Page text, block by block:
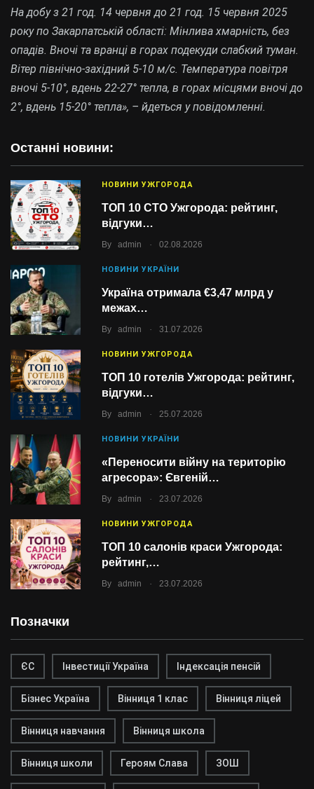
Останні новини:
НОВИНИ УЖГОРОДА
ТОП 10 СТО Ужгорода: рейтинг,
відгуки…
By admin . 02.08.2026
НОВИНИ УКРАЇНИ
Україна отримала €3,47 млрд у
межах…
By admin . 31.07.2026
НОВИНИ УЖГОРОДА
ТОП 10 готелів Ужгорода: рейтинг,
відгуки…
By admin . 25.07.2026
НОВИНИ УКРАЇНИ
«Переносити війну на територію
агресора»: Євгеній…
By admin . 23.07.2026
НОВИНИ УЖГОРОДА
ТОП 10 салонів краси Ужгорода:
рейтинг,…
By admin . 23.07.2026
Позначки
ЄС Інвестиції Україна Індексація пенсій
Бізнес Україна Вінниця 1 клас Вінниця ліцей
Вінниця навчання Вінниця школа
Вінниця школи Героям Слава ЗОШ
На добу з 21 год. 14 червня до 21 год. 15 червня 2025
рокупо Закарпатській області: Мінлива хмарність, без
опадів. Вночі та вранці в горах подекуди слабкий туман.
Вітер північно-західний 5-10 м/с. Температура повітря
вночі 5-10°, вдень 22-27° тепла, в горах місцями вночі до
2°, вдень 15-20° тепла», – йдеться у повідомленні.